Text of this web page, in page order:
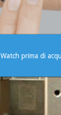
prima di